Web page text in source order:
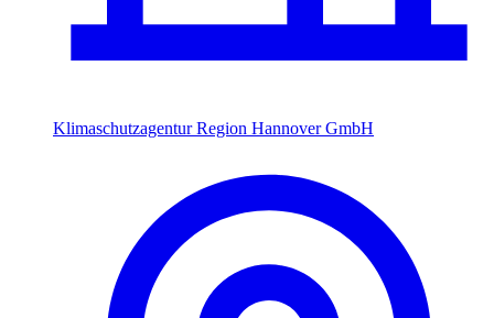
Klimaschutzagentur Region Hannover GmbH